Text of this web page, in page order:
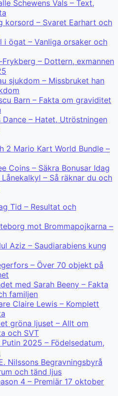
Schewens Vals – Text,
korsord – Svaret Earhart och
i ögat – Vanliga orsaker och
– Dottern, exmannen
sjukdom – Missbruket han
Barn – Fakta om graviditet
Dance – Hatet, Utröstningen
2 Mario Kart World Bundle –
Coins – Säkra Bonusar Idag
– Så räknar du och
Tid – Resultat och
mot Brommapojkarna –
Aziz – Saudiarabiens kung
– Över 70 objekt på
med Sarah Beeny – Fakta
familjen
Claire Lewis – Komplett
gröna ljuset – Allt om
och SVT
2025 – Födelsedatum,
Nilssons Begravningsbyrå
och tänd ljus
4 – Premiär 17 oktober